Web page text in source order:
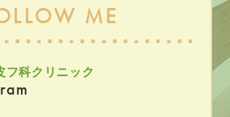
ME
フ科クリニック